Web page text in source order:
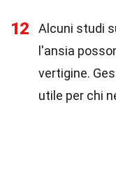
12
Alcuni studi
l'ansia
vertigine.
utile per chi